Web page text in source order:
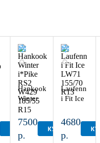
Hankook
Winter
i*Pike
RS2
185/55
7500
р.
КУПИТЬ
Laufenn
i Fit Ice
155/70
4680
р.